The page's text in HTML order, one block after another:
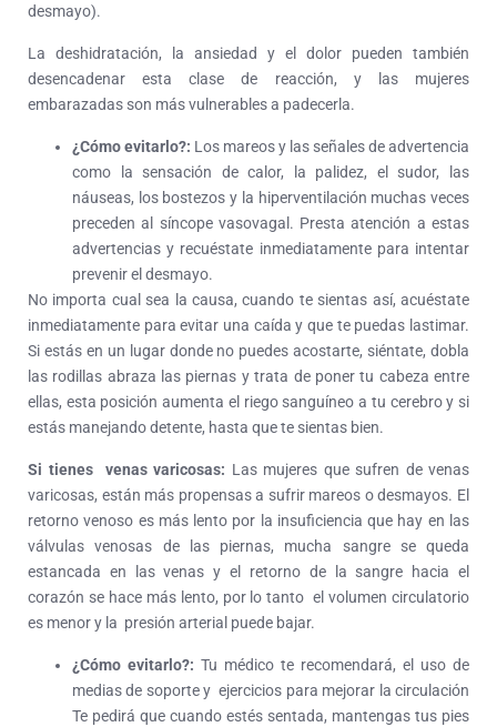
desmayo).
La deshidratación, la ansiedad y el dolor pueden también
desencadenar esta clase de reacción, y las mujeres
embarazadas son más vulnerables a padecerla.
¿Cómo evitarlo?: Los mareos y las señales de advertencia
como la sensación de calor, la palidez, el sudor, las
náuseas, los bostezos y la hiperventilación muchas veces
preceden al síncope vasovagal. Presta atención a estas
advertencias y recuéstate inmediatamente para intentar
prevenir el desmayo.
No importa cual sea la causa, cuando te sientas así, acuéstate
inmediatamente para evitar una caída y que te puedas lastimar.
Si estás en un lugar donde no puedes acostarte, siéntate, dobla
las rodillas abraza las piernas y trata de poner tu cabeza entre
ellas, esta posición aumenta el riego sanguíneo a tu cerebro y si
estás manejando detente, hasta que te sientas bien.
Si tienes venas varicosas: Las mujeres que sufren de venas
varicosas, están más propensas a sufrir mareos o desmayos. El
retorno venoso es más lento por la insuficiencia que hay en las
válvulas venosas de las piernas, mucha sangre se queda
estancada en las venas y el retorno de la sangre hacia el
corazón se hace más lento, por lo tanto el volumen circulatorio
es menor y la presión arterial puede bajar.
¿Cómo evitarlo?: Tu médico te recomendará, el uso de
medias de soporte y ejercicios para mejorar la circulación
Te pedirá que cuando estés sentada, mantengas tus pies